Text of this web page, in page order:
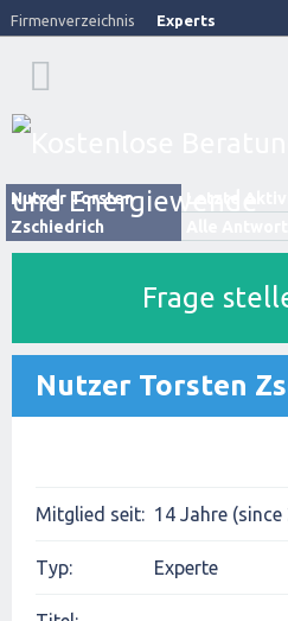
Firmenverzeichnis Experts
Nutzer Torsten
Zschiedrich
Frage
Nutzer Torsten
Mitglied seit: 14 Jahre
Typ: Experte